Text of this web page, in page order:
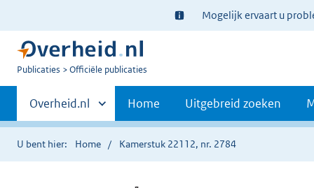
Ter
informatie:
Mogelijk ervaart u
U
Publicaties Officiële publicaties
Primaire
navigatie
Andere
sites
binnen
Overheid.nl Home Uitgebreid zoeken
U bent hier: Home Kamerstuk 22112, nr. 2784